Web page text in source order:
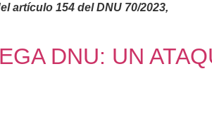
artículo 154 del DNU 70/2023,
DNU: UN